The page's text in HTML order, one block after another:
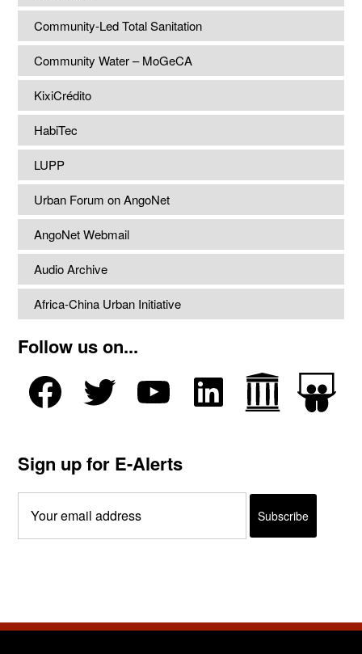
Community-Led Total Sanitation
Community Water – MoGeCA
KixiCrédito
HabiTec
LUPP
Urban Forum on AngoNet
AngoNet Webmail
Audio Archive
Africa-China Urban Initiative
Follow us on...
Sign up for E-Alerts